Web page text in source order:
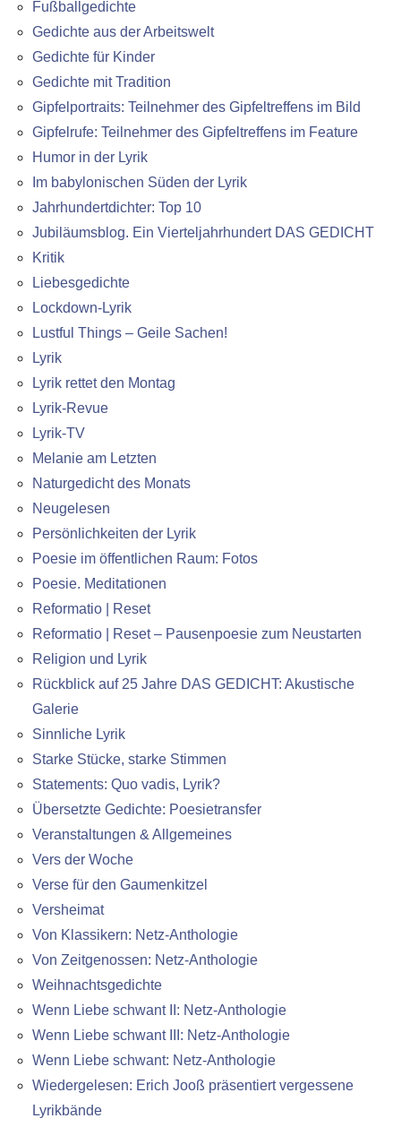
Fußballgedichte
Gedichte aus der Arbeitswelt
Gedichte für Kinder
Gedichte mit Tradition
Gipfelportraits: Teilnehmer des Gipfeltreffens im Bild
Gipfelrufe: Teilnehmer des Gipfeltreffens im Feature
Humor in der Lyrik
Im babylonischen Süden der Lyrik
Jahrhundertdichter: Top 10
Jubiläumsblog. Ein Vierteljahrhundert DAS GEDICHT
Kritik
Liebesgedichte
Lockdown-Lyrik
Lustful Things – Geile Sachen!
Lyrik
Lyrik rettet den Montag
Lyrik-Revue
Lyrik-TV
Melanie am Letzten
Naturgedicht des Monats
Neugelesen
Persönlichkeiten der Lyrik
Poesie im öffentlichen Raum: Fotos
Poesie. Meditationen
Reformatio | Reset
Reformatio | Reset – Pausenpoesie zum Neustarten
Religion und Lyrik
Rückblick auf 25 Jahre DAS GEDICHT: Akustische
Galerie
Sinnliche Lyrik
Starke Stücke, starke Stimmen
Statements: Quo vadis, Lyrik?
Übersetzte Gedichte: Poesietransfer
Veranstaltungen & Allgemeines
Vers der Woche
Verse für den Gaumenkitzel
Versheimat
Von Klassikern: Netz-Anthologie
Von Zeitgenossen: Netz-Anthologie
Weihnachtsgedichte
Wenn Liebe schwant II: Netz-Anthologie
Wenn Liebe schwant III: Netz-Anthologie
Wenn Liebe schwant: Netz-Anthologie
Wiedergelesen: Erich Jooß präsentiert vergessene
Lyrikbände